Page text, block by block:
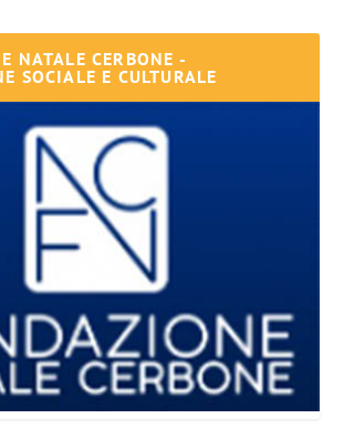
NATALE CERBONE -
SOCIALE E CULTURALE